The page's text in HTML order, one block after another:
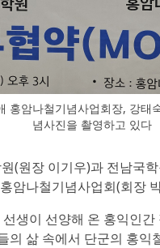
홍암나철기념사업회장, 강태
념사진을 촬영하고 있다
(원장 이기우)과 전남국
암나철기념사업회(회장
생이 선양해 온 홍익인
의 삶 속에서 단군의 홍